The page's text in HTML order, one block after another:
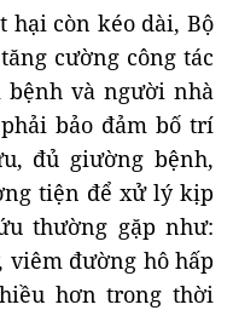
còn kéo dài, Bộ
cường công tác
bệnh và người nhà
bảo đảm bố trí
đủ giường bệnh,
tiện để xử lý kịp
thường gặp như:
viêm đường hô hấp
hơn trong thời